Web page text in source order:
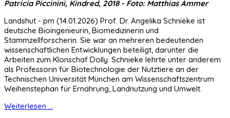
Patricia Piccinini, Kindred, 2018 - Foto: Matthias Ammer
Landshut - pm (14.01.2026) Prof. Dr. Angelika Schnieke ist
deutsche Bioingenieurin, Biomedizinerin und
Stammzellforscherin. Sie war an mehreren bedeutenden
wissenschaftlichen Entwicklungen beteiligt, darunter die
Arbeiten zum Klonschaf Dolly. Schnieke lehrte unter anderem
als Professorin für Biotechnologie der Nutztiere an der
Technischen Universität München am Wissenschaftszentrum
Weihenstephan für Ernährung, Landnutzung und Umwelt.
Weiterlesen ...